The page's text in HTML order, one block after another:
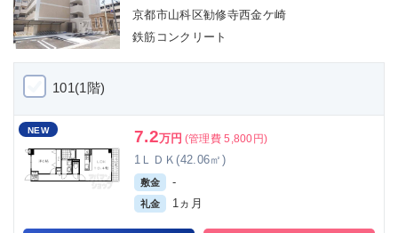
京都市山科区勧修寺西金ケ崎
鉄筋コンクリート
101(1階)
NEW 7.2万円 (管理費 5,800円)
1ＬＤＫ(42.06㎡)
敷金 -
礼金 1ヵ月